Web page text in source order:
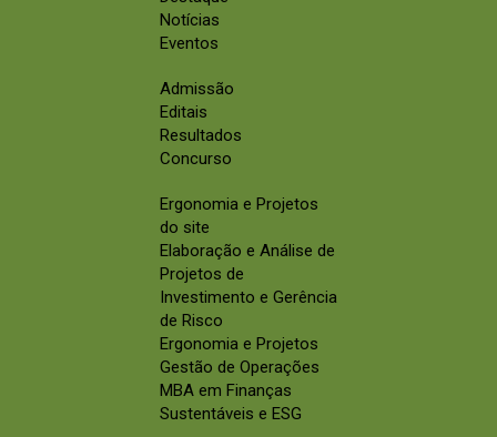
Notícias
Eventos
Admissão
Editais
Resultados
Concurso
Ergonomia e Projetos
do site
Elaboração e Análise de
Projetos de
Investimento e Gerência
de Risco
Ergonomia e Projetos
Gestão de Operações
MBA em Finanças
Sustentáveis e ESG